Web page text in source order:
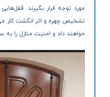
مورد توجه قرار بگیرند.
تشخیص چهره و اثر انگشت کار
خواهند داد و امنیت منازل را به